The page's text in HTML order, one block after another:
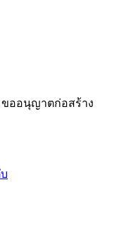
ออนุญาตก่อสร้าง